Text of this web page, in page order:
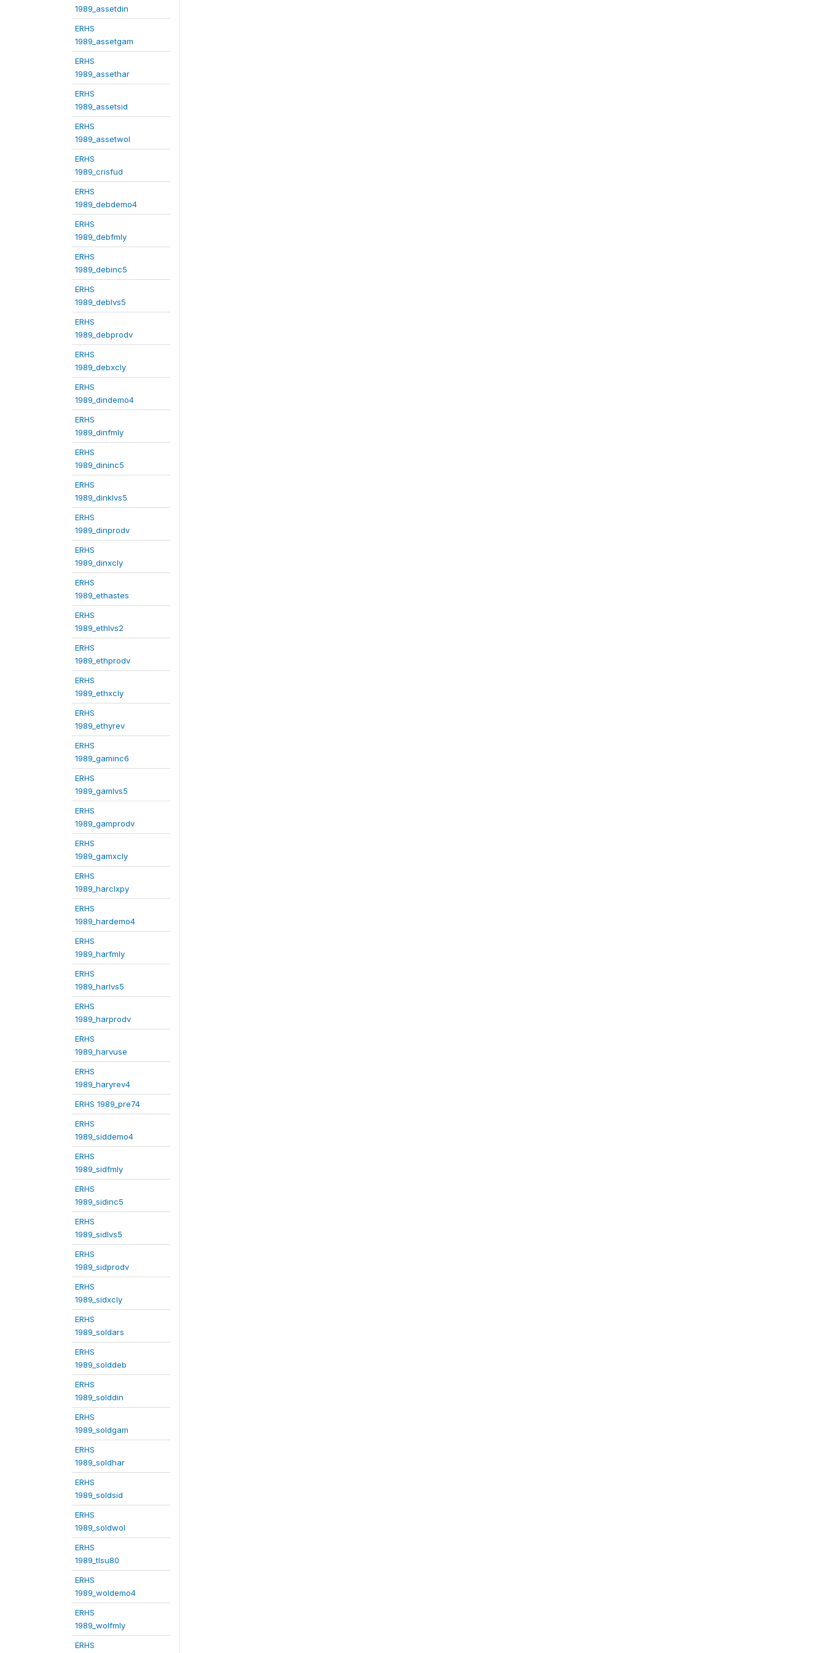
1989_assetdin
ERHS
1989_assetgam
ERHS
1989_assethar
ERHS
1989_assetsid
ERHS
1989_assetwol
ERHS
1989_crisfud
ERHS
1989_debdemo4
ERHS
1989_debfmly
ERHS
1989_debinc5
ERHS
1989_deblvs5
ERHS
1989_debprodv
ERHS
1989_debxcly
ERHS
1989_dindemo4
ERHS
1989_dinfmly
ERHS
1989_dininc5
ERHS
1989_dinklvs5
ERHS
1989_dinprodv
ERHS
1989_dinxcly
ERHS
1989_ethastes
ERHS
1989_ethlvs2
ERHS
1989_ethprodv
ERHS
1989_ethxcly
ERHS
1989_ethyrev
ERHS
1989_gaminc6
ERHS
1989_gamlvs5
ERHS
1989_gamprodv
ERHS
1989_gamxcly
ERHS
1989_harclxpy
ERHS
1989_hardemo4
ERHS
1989_harfmly
ERHS
1989_harlvs5
ERHS
1989_harprodv
ERHS
1989_harvuse
ERHS
1989_haryrev4
ERHS 1989_pre74
ERHS
1989_siddemo4
ERHS
1989_sidfmly
ERHS
1989_sidinc5
ERHS
1989_sidlvs5
ERHS
1989_sidprodv
ERHS
1989_sidxcly
ERHS
1989_soldars
ERHS
1989_solddeb
ERHS
1989_solddin
ERHS
1989_soldgam
ERHS
1989_soldhar
ERHS
1989_soldsid
ERHS
1989_soldwol
ERHS
1989_tlsu80
ERHS
1989_woldemo4
ERHS
1989_wolfmly
ERHS